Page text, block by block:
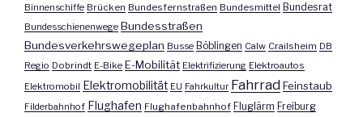
Binnenschiffe Brücken Bundesfernstraßen Bundesmittel Bundesrat
Bundesschienenwege Bundesstraßen
Bundesverkehrswegeplan Busse Böblingen Calw Crailsheim DB
Regio Dobrindt E-Bike E-Mobilität Elektrifizierung Elektroautos
Elektromobil Elektromobilität EU Fahrkultur FahrradFeinstaub
Filderbahnhof Flughafen Flughafenbahnhof Fluglärm Freiburg